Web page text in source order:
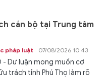
cán bộ tại Trung tâm
pháp luật 07/08/2026 10:43
- Dư luận mong muốn cơ
trách tỉnh Phú Thọ làm rõ